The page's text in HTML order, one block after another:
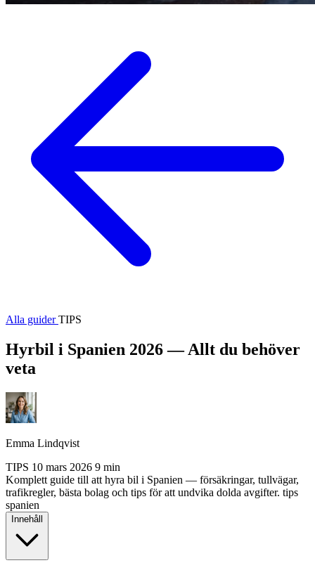
Alla guiderTIPS
Hyrbil i Spanien 2026 — Allt du behöver
veta
Emma Lindqvist
TIPS 10 mars 2026 9 min
Komplett guide till att hyra bil i Spanien — försäkringar, tullvägar,
trafikregler, bästa bolag och tips för att undvika dolda avgifter. tips
spanien
Innehåll